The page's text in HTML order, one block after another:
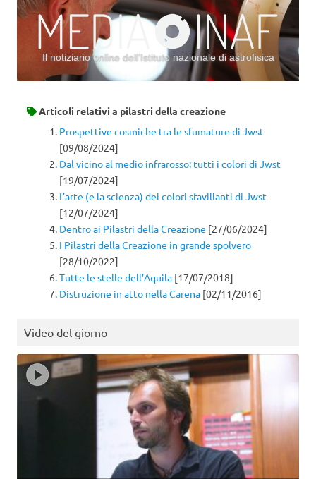
Il notiziario online dell’Istituto nazionale di astrofisica
Articoli relativi a pilastri della creazione
Prospettive cosmiche tra le sfumature di Jwst
[09/08/2024]
Dal vicino al medio infrarosso: tutti i colori di Jwst
[19/07/2024]
L’arte (e la scienza) dei colori sfavillanti di Jwst
[12/07/2024]
Dentro ai Pilastri della Creazione [27/06/2024]
I Pilastri della Creazione in grande spolvero
[28/10/2022]
Tutte le stelle dell’Aquila [17/07/2018]
Distruzione in atto nella Carena [02/11/2016]
Video del giorno